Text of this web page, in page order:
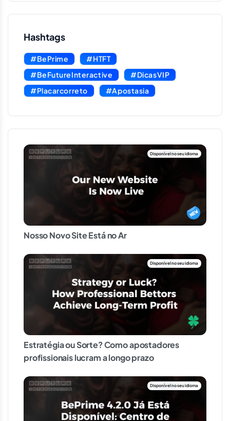
Hashtags
#BePrime
#HTFT
#BeFutureInteractive
#DicasVIP
#Placarcorreto
#Apostasia
Nosso Novo Site Está no Ar
Estratégia ou Sorte? Como apostadores
profissionais lucram a longo prazo